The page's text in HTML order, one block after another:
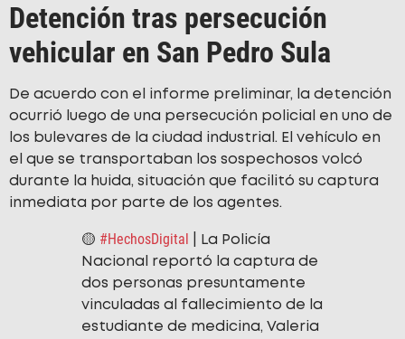
Detención tras persecución
vehicular en San Pedro Sula
De acuerdo con el informe preliminar, la detención
ocurrió luego de una persecución policial en uno de
los bulevares de la ciudad industrial. El vehículo en
el que se transportaban los sospechosos volcó
durante la huida, situación que facilitó su captura
inmediata por parte de los agentes.
🟡 #HechosDigital
| La Policía
Nacional reportó la captura de
dos personas presuntamente
vinculadas al fallecimiento de la
estudiante de medicina, Valeria